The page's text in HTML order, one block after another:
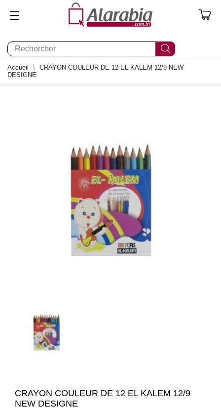
0
Accueil
CRAYON COULEUR DE 12 EL KALEM 12/9 NEW
DESIGNE
CRAYON COULEUR DE 12 EL KALEM 12/9
NEW DESIGNE